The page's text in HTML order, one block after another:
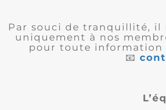
Par souci de tranquillité, il
uniquement à nos
pour toute information
📧